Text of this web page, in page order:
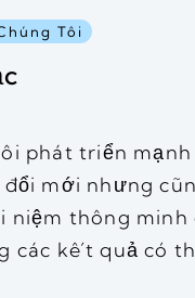
Tôi
phát triển mạnh
mới nhưng
niệm thông
các kết quả có